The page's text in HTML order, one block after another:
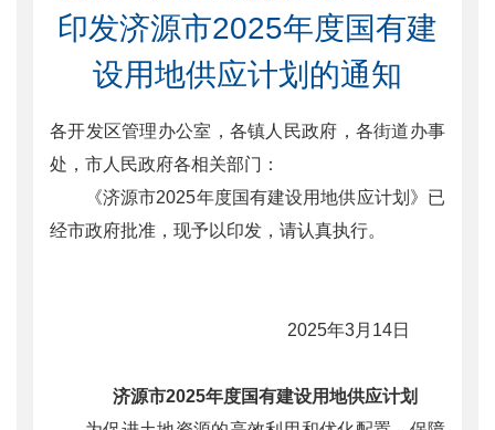
印发济源市2025年度国有建
设用地供应计划的通知
各开发区管理办公室，各镇人民政府，各街道办事
处，市人民政府各相关部门：
《济源市2025年度国有建设用地供应计划》已
经市政府批准，现予以印发，请认真执行。
2025年3月14日
济源市2025年度国有建设用地供应计划